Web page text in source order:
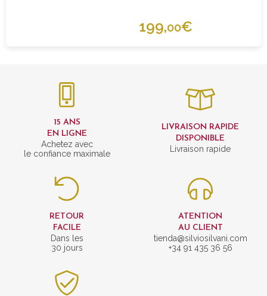
199,00€
15 ANS
EN LIGNE
Achetez avec
le confiance maximale
LIVRAISON RAPIDE
DISPONIBLE
Livraison rapide
RETOUR
FACILE
Dans les
30 jours
ATENTION
AU CLIENT
tienda@silviosilvani.com
+34 91 435 36 56